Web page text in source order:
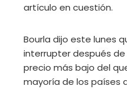
artículo en cuestión.
Bourla dijo este lunes
interrupter después
precio más bajo del
mayoría de los países